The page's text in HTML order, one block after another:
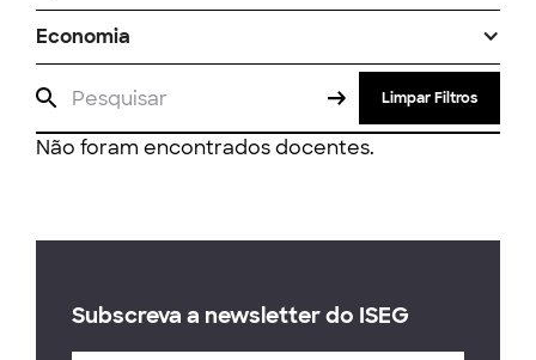
Economia
Limpar Filtros
Não foram encontrados docentes.
Subscreva a newsletter do ISEG